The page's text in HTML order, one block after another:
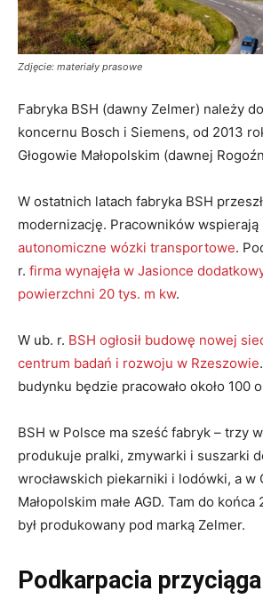
Zdjęcie: materiały prasowe
Fabryka BSH (dawny Zelmer) należy
koncernu Bosch i Siemens, od 2013
Głogowie Małopolskim (dawnej
W ostatnich latach fabryka BSH
modernizację. Pracowników wspierają
autonomiczne wózki transportowe.
r. firma wynajęła w Jasionce
powierzchni 20 tys. m kw.
W ub. r. BSH ogłosił budowę nowej
centrum badań i rozwoju w Rzeszowie
budynku będzie pracowało około 100
BSH w Polsce ma sześć fabryk – trzy
produkuje pralki, zmywarki i suszarki
wrocławskich piekarniki i lodówki, a w
Małopolskim małe AGD. Tam do
był produkowany pod marką Zelmer.
Podkarpacia przyciąga